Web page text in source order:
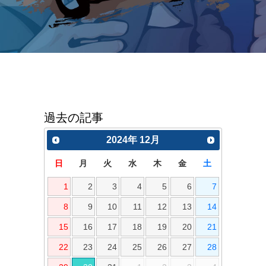
過去の記事
2024年 12月
日 月 火 水 木 金 土
1 2 3 4 5 6 7
8 9 10 11 12 13 14
15 16 17 18 19 20 21
22 23 24 25 26 27 28